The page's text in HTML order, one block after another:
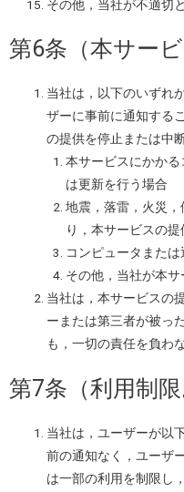
その他，当社が不適切
第6条（本サー
当社は，以下のいずれ
ザーに事前に通知する
の提供を停止または中
本サービスにかか
は更新を行う場合
地震，落雷，火災
り，本サービスの
コンピュータまた
その他，当社が本
当社は，本サービスの
ーまたは第三者が被っ
も，一切の責任を負わ
第7条（利用制
当社は，ユーザーが以
前の通知なく，ユーザ
は一部の利用を制限し